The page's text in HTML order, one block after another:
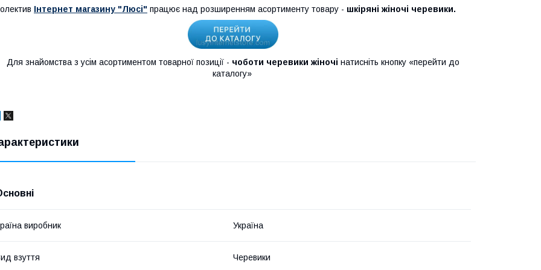
Інтернет магазину "Люсі" працює над розширенням асортименту товару - шкіряні жіночі черевики.
Для знайомства з усім асортиментом товарної позиції - чоботи черевики жіночі натисніть кнопку «перейти до
каталогу»
виробник Україна
взуття Черевики